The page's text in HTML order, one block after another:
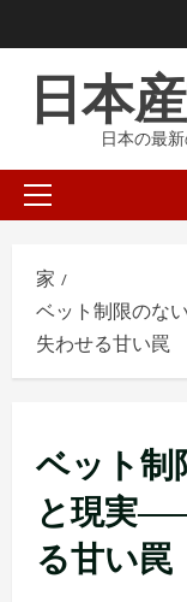
ン
に
ま
日本
日本の最
プ
イ
マ
メ
家
ベット制限のな
失わせる甘い罠
ベット制
と現実
る甘い罠